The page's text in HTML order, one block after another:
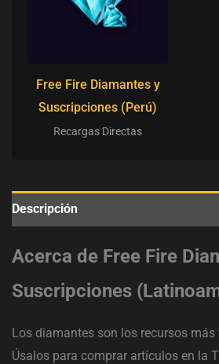
Free Fire Diamantes y
Suscripciones (Perú)
Recargas Directas
Descripción
Acerca de Free Fire
Suscripciones
Los diamantes son los recursos más
Úsalos para comprar artículos en la